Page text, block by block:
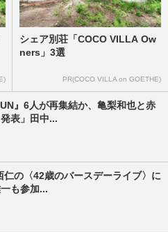
シェア別荘「COCO VILLA Ow
ners」3選
PR(COCO VILLA on GOETHE)
』6人が再集結か、亀梨和也と赤
表」田中...
仁の〈42歳のバースデーライブ〉に
も参加...